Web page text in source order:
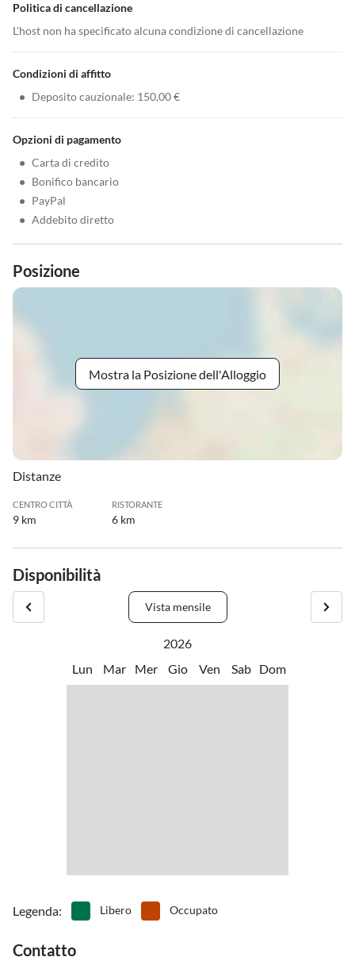
Politica di cancellazione
L'host non ha specificato alcuna condizione di cancellazione
Condizioni di affitto
• Deposito cauzionale: 150,00 €
Opzioni di pagamento
• Carta di credito
• Bonifico bancario
• PayPal
• Addebito diretto
Posizione
Mostra la Posizione dell'Alloggio
Distanze
CENTRO CITTÀ
9 km
RISTORANTE
6 km
Disponibilità
Vista mensile
2026
Lun
Mar Mer Gio Ven Sab Dom
Legenda: Libero Occupato
Contatto